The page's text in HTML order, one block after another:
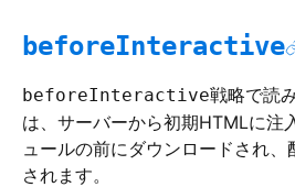
beforeInteractive
beforeInteractive戦略で読
は、サーバーから初期HTMLに注
ュールの前にダウンロードされ
されます。